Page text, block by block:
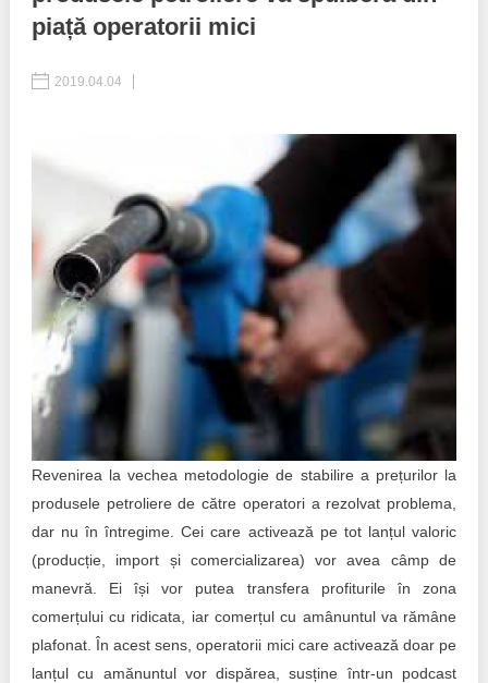
Manual de proceduri
Note & poziții​
Organigrama IDIS
Anunțuri
Consiliul consulativ internațional IDIS
Politici regionale
Bunele practici
Transparența guvernării locale
People Watch
Proces democratic
Agenda Națională de Business
Puterea hibridă
15 minute de realism economic
Buletin EU-STRAT
Aplică la BUNELE PRACTICI
Transparența întreprinderilor de stat
piață operatorii mici
2019.04.04
Revenirea la vechea metodologie de stabilire a prețurilor la
produsele petroliere de către operatori a rezolvat problema,
dar nu în întregime. Cei care activează pe tot lanțul valoric
(producție, import și comercializarea) vor avea câmp de
manevră. Ei își vor putea transfera profiturile în zona
comerțului cu ridicata, iar comerțul cu amânuntul va rămâne
plafonat. În acest sens, operatorii mici care activează doar pe
lanțul cu amănuntul vor dispărea, susține într-un podcast